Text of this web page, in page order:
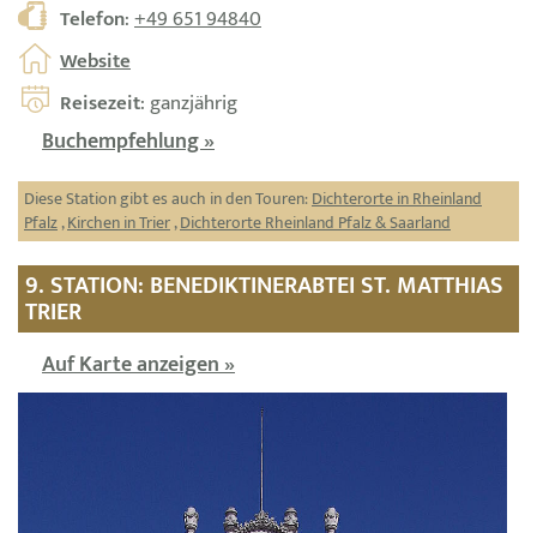
Telefon:+49 651 94840
Website
Reisezeit: ganzjährig
Buchempfehlung »
Diese Station gibt es auch in den Touren:Dichterorte in Rheinland
Pfalz,Kirchen in Trier,Dichterorte Rheinland Pfalz & Saarland
9. STATION: BENEDIKTINERABTEI ST. MATTHIAS
TRIER
Auf Karte anzeigen »